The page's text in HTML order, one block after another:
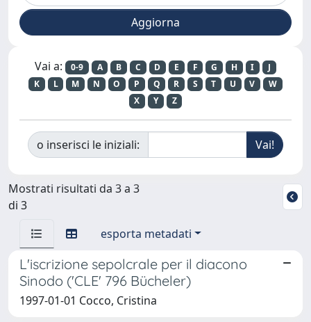
Vai a: 0-9 A B C D E F G H I
J
K
L M N O P Q R S T U V
W
X
Y Z
o inserisci le iniziali:
Mostrati risultati da 3 a 3
di 3
esporta metadati
L'iscrizione sepolcrale per il diacono
Sinodo ('CLE' 796 Bücheler)
1997-01-01 Cocco, Cristina